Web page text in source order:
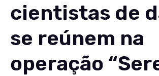
cientistas de
se reúnem na
operação